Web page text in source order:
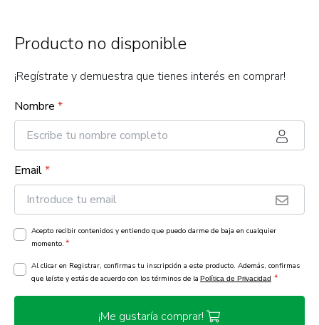
Producto no disponible
¡Regístrate y demuestra que tienes interés en comprar!
Nombre *
Email*
Acepto recibir contenidos y entiendo que puedo darme de baja en cualquier
momento. *
Al clicar en Registrar, confirmas tu inscripción a este producto. Además, confirmas
que leíste y estás de acuerdo con los términos de la Política de Privacidad *
¡Me gustaría comprar!